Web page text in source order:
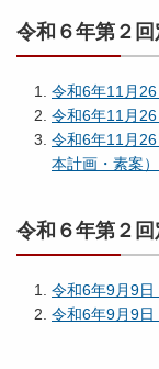
令和６年第２回
令和6年11月
令和6年11月
令和6年11月
本計画・素案）
令和６年第２回
令和6年9月9
令和6年9月9